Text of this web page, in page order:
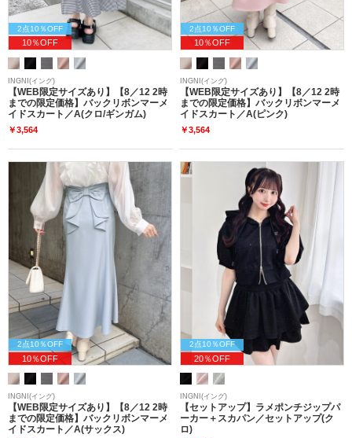
2点10％OFF
10％OFF
INGNI(イング)
【WEB限定サイズあり】【8／12 2時
までの限定価格】バックリボンマーメ
イドスカート／A(クロ/ギンガム)
￥3,564
2点10％OFF
10％OFF
INGNI(イング)
【WEB限定サイズあり】【8／12 2時
までの限定価格】バックリボンマーメ
イドスカート／A(ピンク)
￥3,564
2点10％OFF
10％OFF
INGNI(イング)
【WEB限定サイズあり】【8／12 2時
までの限定価格】バックリボンマーメ
イドスカート／A(サックス)
2点10％OFF
20％OFF
INGNI(イング)
【セットアップ】ラメポンチジップパ
ーカー＋スカパン／セットアップ(ク
ロ)